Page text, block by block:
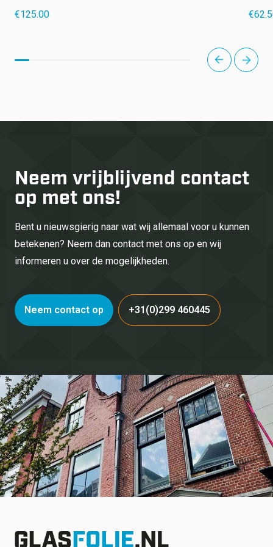
€125.00 €
prev
next
Neem vrijblijvend contact
op met ons!
Bent u nieuwsgierig naar wat wij allemaal voor u kunnen
betekenen? Neem dan contact met ons op en wij
informeren u over de mogelijkheden.
Neem contact op +31(0)299 460445